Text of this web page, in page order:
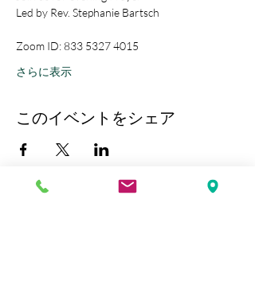
Led by Rev. Stephanie Bartsch
Zoom ID: 833 5327 4015
さらに表示
このイベントをシェア